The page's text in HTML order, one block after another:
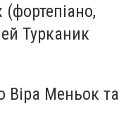
Турканик
Віра Меньок та